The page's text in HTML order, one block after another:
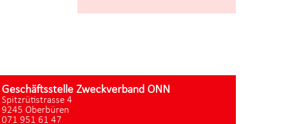
Geschäftsstelle Zweckverband ONN
Spitzrütistrasse 4
9245 Oberbüren
071 951 61 47